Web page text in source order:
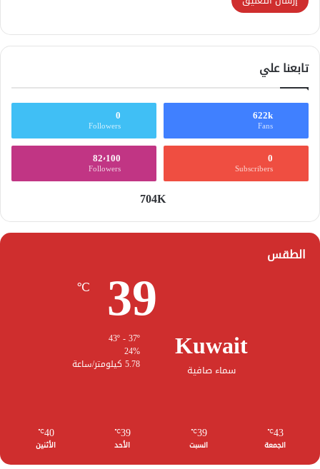
تابعنا علي
622k
Fans
0
Followers
0
Subscribers
82٬100
Followers
704K
الطقس
Kuwait
سماء صافية
39
℃
24%
5.78 كيلومتر/ساعة
43
℃
الجمعة
39
℃
السبت
39
℃
الأحد
40
℃
الأثنين